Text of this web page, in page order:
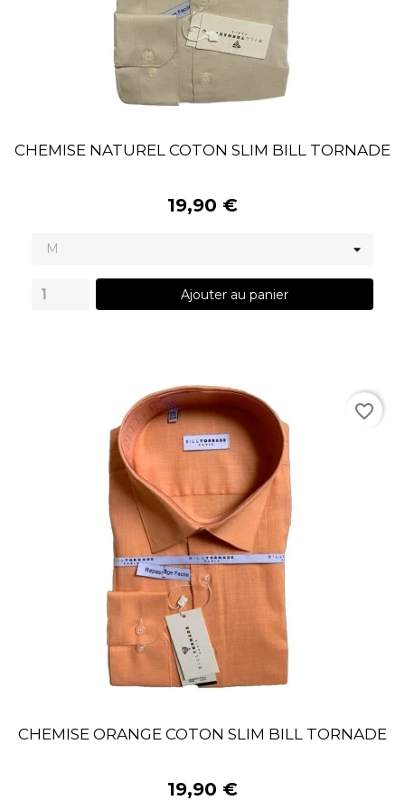
CHEMISE NATUREL COTON SLIM BILL TORNADE
19,90 €
Ajouter au panier
CHEMISE ORANGE COTON SLIM BILL TORNADE
19,90 €
favorite_border